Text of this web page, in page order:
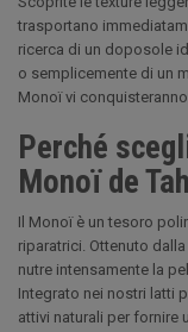
trasportano
ricerca di un doposole
o semplicemente di un
Monoï vi
Perché
Monoï de
Il Monoï è un tesoro
riparatrici. Ottenuto
nutre intensamente la
Integrato nei nostri latti
attivi naturali per fornire